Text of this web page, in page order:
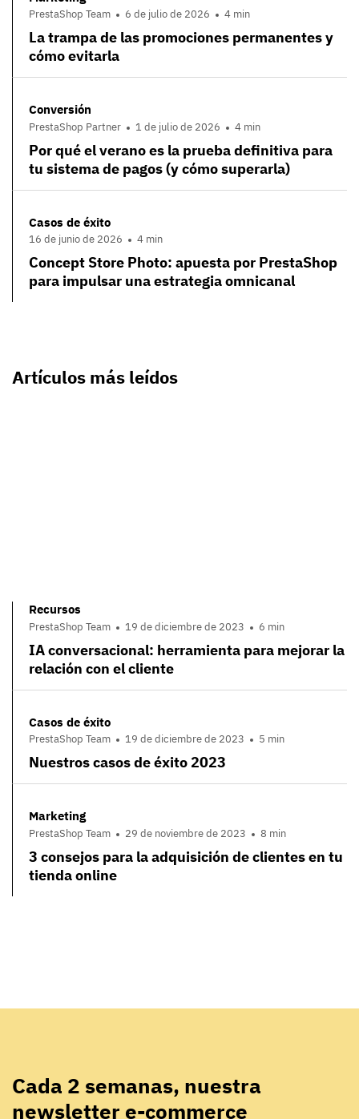
PrestaShop Team 6 de julio de 2026 4 min
La trampa de las promociones permanentes y
cómo evitarla
Conversión
PrestaShop Partner 1 de julio de 2026 4 min
Por qué el verano es la prueba definitiva para
tu sistema de pagos (y cómo superarla)
Casos de éxito
16 de junio de 2026 4 min
Concept Store Photo: apuesta por PrestaShop
para impulsar una estrategia omnicanal
Artículos más leídos
Recursos
PrestaShop Team 19 de diciembre de 2023 6 min
IA conversacional: herramienta para mejorar la
relación con el cliente
Casos de éxito
PrestaShop Team 19 de diciembre de 2023 5 min
Nuestros casos de éxito 2023
Marketing
PrestaShop Team 29 de noviembre de 2023 8 min
3 consejos para la adquisición de clientes en tu
tienda online
Cada 2 semanas, nuestra
newsletter e-commerce